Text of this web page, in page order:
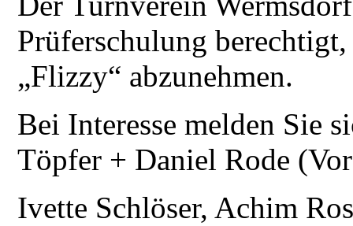
Prüferschulung berechtigt,
„Flizzy“ abzunehmen.
Bei Interesse melden
Töpfer + Daniel Rode
Ivette Schlöser, Achim